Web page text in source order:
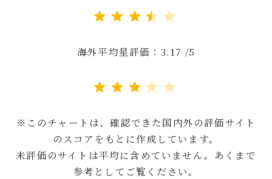
海外平均星評価：3.17 /5
※このチャートは、確認できた国内外の評価サイト
のスコアをもとに作成しています。
未評価のサイトは平均に含めていません。あくまで
参考としてご覧ください。